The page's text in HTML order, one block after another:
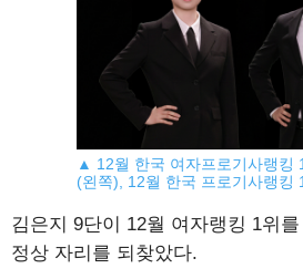
▲ 12월 한국 여자프로기사랭킹
(왼쪽), 12월 한국 프로기사랭킹
김은지 9단이 12월 여자랭킹 1위
정상 자리를 되찾았다.